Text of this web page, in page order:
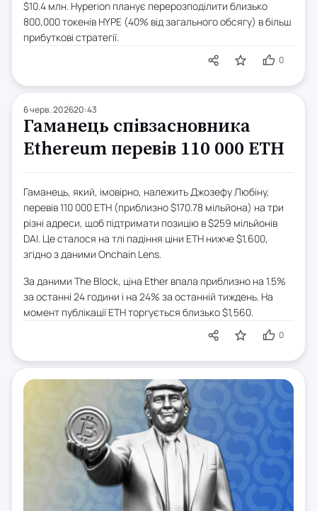
$10.4 млн. Hyperion планує перерозподілити близько
800,000 токенів HYPE (40% від загального обсягу) в більш
прибуткові стратегії.
0
6 черв. 202620:43
Гаманець співзасновника
Ethereum перевів 110 000 ETH
Гаманець, який, імовірно, належить Джозефу Любіну,
перевів 110 000 ETH (приблизно $170.78 мільйона) на три
різні адреси, щоб підтримати позицію в $259 мільйонів
DAI. Це сталося на тлі падіння ціни ETH нижче $1,600,
згідно з даними Onchain Lens.
За даними The Block, ціна Ether впала приблизно на 1.5%
за останні 24 години і на 24% за останній тиждень. На
момент публікації ETH торгується близько $1,560.
0